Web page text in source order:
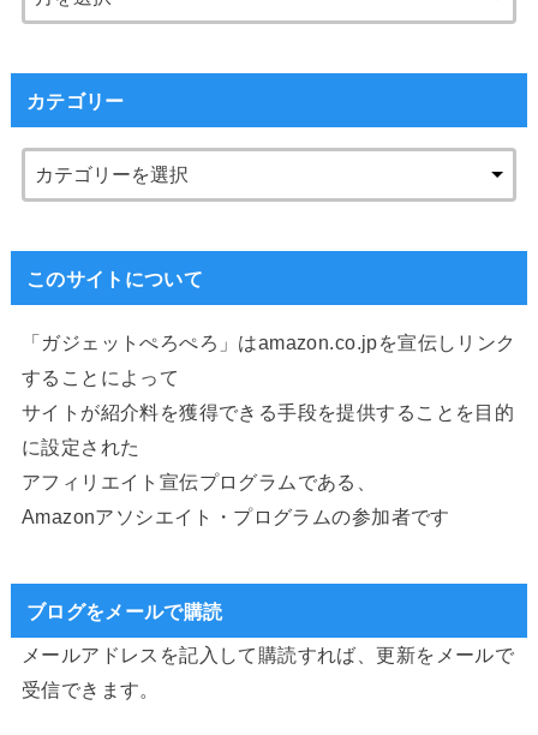
カテゴリー
このサイトについて
「ガジェットぺろぺろ」はamazon.co.jpを宣伝しリンク
することによって
サイトが紹介料を獲得できる手段を提供することを目的
に設定された
アフィリエイト宣伝プログラムである、
Amazonアソシエイト・プログラムの参加者です
ブログをメールで購読
メールアドレスを記入して購読すれば、更新をメールで
受信できます。